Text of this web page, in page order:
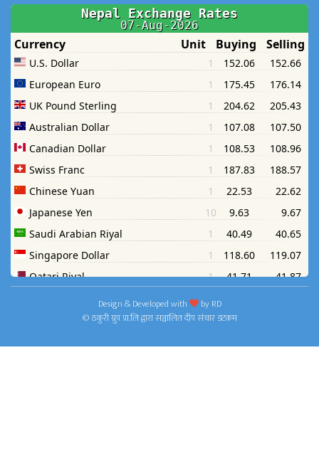
Design & Developed with byRD
© ठकुरी ग्रुप प्रा.लि द्वारा सञ्चालित दीप संचार डटकम